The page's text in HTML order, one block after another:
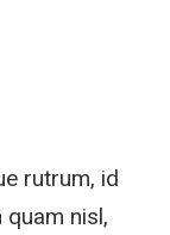
rutrum, id
nisl,